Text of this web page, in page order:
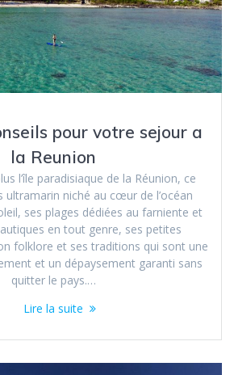
pour votre sejour a
la Reunion
l’île paradisiaque de la Réunion, ce
ultramarin niché au cœur de l’océan
ses plages dédiées au farniente et
en tout genre, ses petites
folklore et ses traditions qui sont une
et un dépaysement garanti sans
quitter le pays.…
Lire la suite